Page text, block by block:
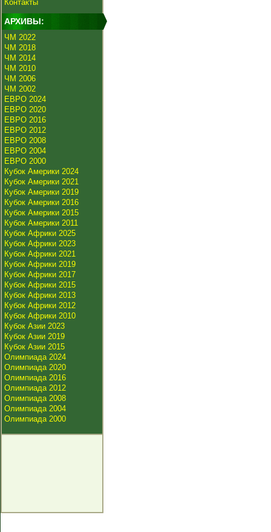
Контакты
АРХИВЫ:
ЧМ 2022
ЧМ 2018
ЧМ 2014
ЧМ 2010
ЧМ 2006
ЧМ 2002
ЕВРО 2024
ЕВРО 2020
ЕВРО 2016
ЕВРО 2012
ЕВРО 2008
ЕВРО 2004
ЕВРО 2000
Кубок Америки 2024
Кубок Америки 2021
Кубок Америки 2019
Кубок Америки 2016
Кубок Америки 2015
Кубок Америки 2011
Кубок Африки 2025
Кубок Африки 2023
Кубок Африки 2021
Кубок Африки 2019
Кубок Африки 2017
Кубок Африки 2015
Кубок Африки 2013
Кубок Африки 2012
Кубок Африки 2010
Кубок Азии 2023
Кубок Азии 2019
Кубок Азии 2015
Олимпиада 2024
Олимпиада 2020
Олимпиада 2016
Олимпиада 2012
Олимпиада 2008
Олимпиада 2004
Олимпиада 2000